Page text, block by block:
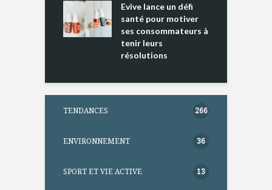
Evive lance un défi
santé pour motiver
ses consommateurs à
tenir leurs
résolutions
TENDANCES 266
ENVIRONNEMENT 36
SPORT ET VIE ACTIVE 13